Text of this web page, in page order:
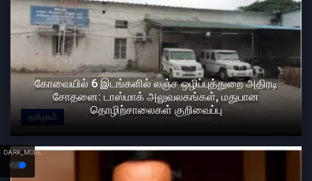
DARK_MODE
தமிழகம்
கோவையில் 6 இடங்களில் லஞ்ச ஒழிப்புத்துறை அதிரடி
சோதனை: டாஸ்மாக் அலுவலகங்கள், மதுபான
தொழிற்சாலைகள் குறிவைப்பு